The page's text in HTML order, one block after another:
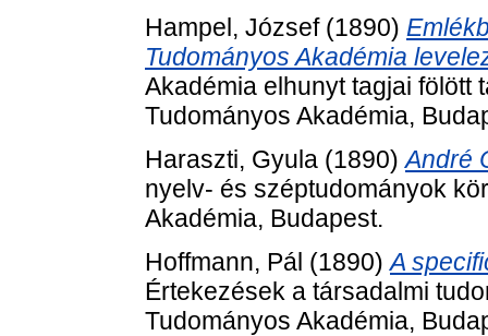
Hampel, József(1890)
Tudományos Akadémia
Akadémia elhunyt tagjai fölött
Tudományos Akadémia,
Haraszti, Gyula (1890)André
nyelv- és széptudományok
Akadémia, Budapest.
Hoffmann, Pál (1890)A
Értekezések a társadalmi
Tudományos Akadémia,